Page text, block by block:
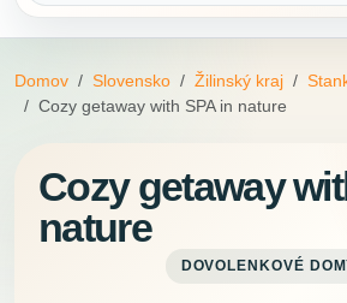
Domov Slovensko Žilinský kraj
Cozy getaway with SPA in nature
Cozy getaway
nature
DOVOLENKOVÉ